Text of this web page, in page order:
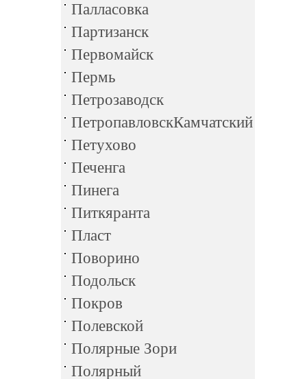
Палласовка
Партизанск
Первомайск
Пермь
Петрозаводск
ПетропавловскКамчатский
Петухово
Печенга
Пинега
Питкяранта
Пласт
Поворино
Подольск
Покров
Полевской
Полярные Зори
Полярный